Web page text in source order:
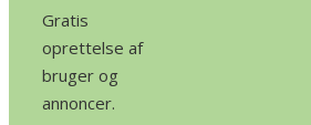
Gratis
oprettelse af
bruger og
annoncer.